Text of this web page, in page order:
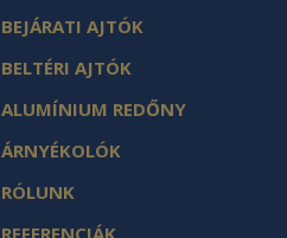
BEJÁRATI AJTÓK
BELTÉRI AJTÓK
ALUMÍNIUM REDŐNY
ÁRNYÉKOLÓK
RÓLUNK